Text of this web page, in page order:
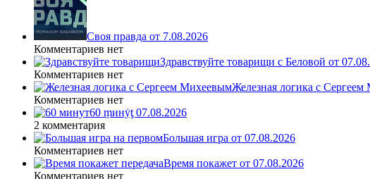
Своя правда от 7.08.2026
Комментариев нет
Здравствуйте товарищи с Беловой от
Комментариев нет
Железная логика с
Комментариев нет
60 ṃинẏƫ 07.08.2026
2 комментария
Большая игра от 07.08.2026
Комментариев нет
Время покажет от 07.08.2026
Комментариев нет